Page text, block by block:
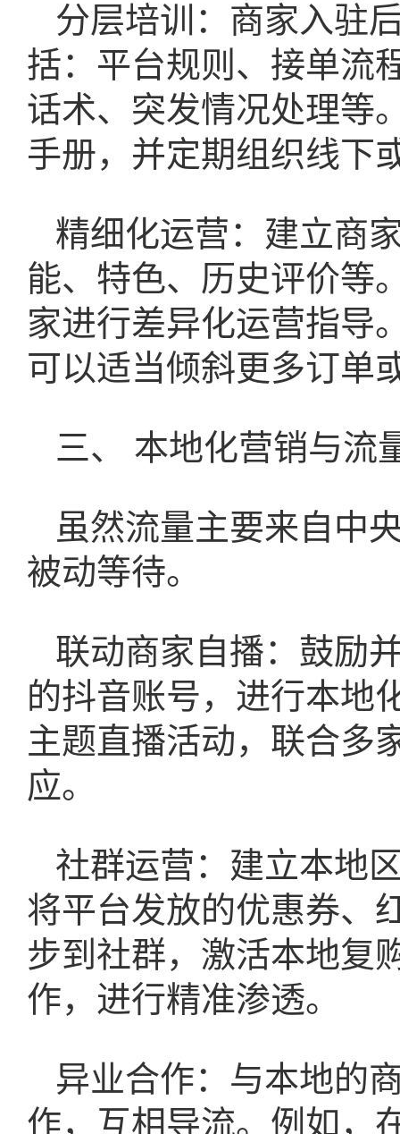
分层培训：商家入驻
括：平台规则、接单流
话术、突发情况处理等
手册，并定期组织线下
精细化运营：建立商
能、特色、历史评价等
家进行差异化运营指导
可以适当倾斜更多订单
三、 本地化营销与流
虽然流量主要来自中
被动等待。
联动商家自播：鼓励
的抖音账号，进行本地
主题直播活动，联合多
应。
社群运营：建立本地
将平台发放的优惠券、
步到社群，激活本地复
作，进行精准渗透。
异业合作：与本地的
作，互相导流。例如，